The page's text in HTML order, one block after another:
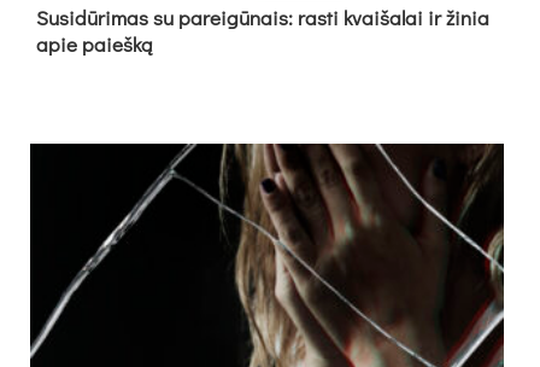
Su­si­dū­ri­mas su pa­rei­gū­nais: ras­ti kvai­ša­lai ir ži­nia
apie paieš­ką